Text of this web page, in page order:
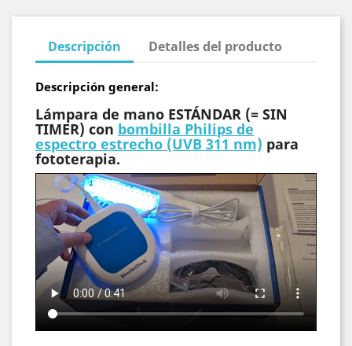
Descripción Detalles del producto
Descripción general:
Lámpara de mano ESTÁNDAR (= SIN
TIMER) con bombilla Philips de
espectro estrecho (UVB 311 nm) para
fototerapia.